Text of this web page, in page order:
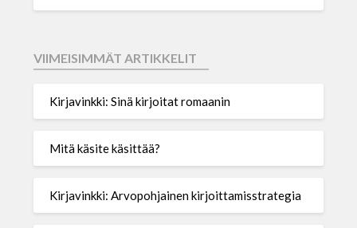
VIIMEISIMMÄT ARTIKKELIT
Kirjavinkki: Sinä kirjoitat romaanin
Mitä käsite käsittää?
Kirjavinkki: Arvopohjainen kirjoittamisstrategia